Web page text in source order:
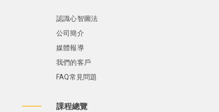
認識心智圖法
公司簡介
媒體報導
我們的客戶
FAQ常見問題
課程總覽